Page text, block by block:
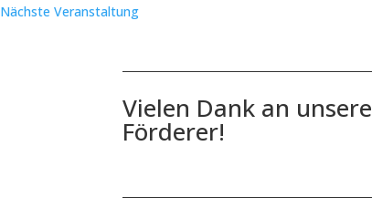
Nächste Veranstaltung
Vielen Dank an unsere
Förderer!